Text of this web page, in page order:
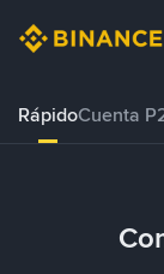
RápidoCuenta